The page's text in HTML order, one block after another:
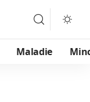
Maladie